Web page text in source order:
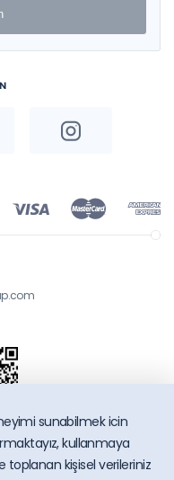
sunabilmek icin
kullanmaya
kişisel verileriniz